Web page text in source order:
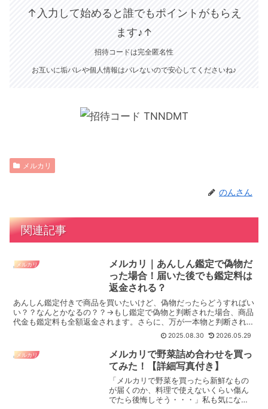
↑入力して始めると誰でもポイントがもらえ
ます♪ ↑
招待コードは完全匿名性
お互いに垢バレや個人情報はバレないので安心してくださいね♪
メルカリ
のんさん
関連記事
メルカリ
メルカリ｜あんしん鑑定で偽物だ
った場合！届いた後でも鑑定料は
返金される？
あんしん鑑定付きで商品を買いたいけど、偽物だったらどうすればい
い？？なんとかなるの？？→もし鑑定で偽物と判断された場合、商品
代金も鑑定料も全額返金されます。さらに、万が一本物と判断された
ものに不審点があった場合でも、1年以内なら無料で再鑑定...
2025.08.30 2026.05.29
メルカリ
メルカリで野菜詰め合わせを買っ
てみた！【詳細写真付き】
「メルカリで野菜を買ったら新鮮なもの
が届くのか、料理で使えないくらい傷ん
でたら後悔しそう・・・」私も気になっ